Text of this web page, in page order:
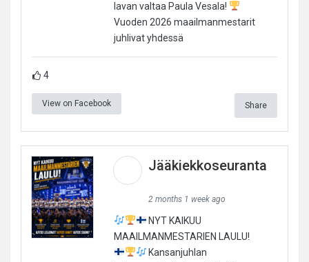
lavan valtaa Paula Vesala!
Vuoden 2026 maailmanmestarit
juhlivat yhdessä
4
View on Facebook Share
Jääkiekkoseuranta
2 months 1 week ago
NYT KAIKUU
MAAILMANMESTARIEN LAULU!
Kansanjuhlan